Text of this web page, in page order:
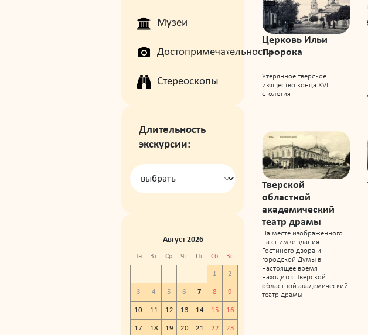
Церковь Ильи
Пророка
Утерянное тверское
изящество конца XVII
столетия
Тверской
областной
академический
театр драмы
На месте изображённого
на снимке здания
Гостиного двора и
городской Думы в
настоящее время
находится Тверской
областной академический
театр драмы
Музеи
Достопримечательности
Стереоскопы
Длительность
экскурсии:
Август 2026
Пн Вт Ср Чт Пт Сб Вс
1 2
3 4 5 6 7 8 9
10 11 12 13 14 15 16
17 18 19 20 21 22 23